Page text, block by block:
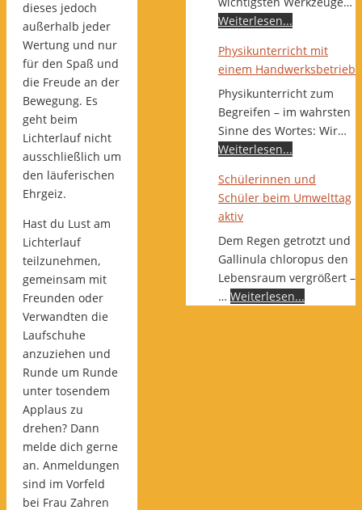
dieses jedoch
außerhalb jeder
Wertung und nur
für den Spaß und
die Freude an der
Bewegung. Es
geht beim
Lichterlauf nicht
ausschließlich um
den läuferischen
Ehrgeiz.
Hast du Lust am
Lichterlauf
teilzunehmen,
gemeinsam mit
Freunden oder
Verwandten die
Laufschuhe
anzuziehen und
Runde um Runde
unter tosendem
Applaus zu
drehen? Dann
melde dich gerne
an. Anmeldungen
sind im Vorfeld
bei Frau Zahren
Weiterlesen...
Physikunterricht mit
einem Handwerksbetrieb
Physikunterricht zum
Begreifen – im wahrsten
Sinne des Wortes: Wir…
Weiterlesen...
Schülerinnen und
Schüler beim Umwelttag
aktiv
Dem Regen getrotzt und
Gallinula chloropus den
Lebensraum vergrößert –
… Weiterlesen...